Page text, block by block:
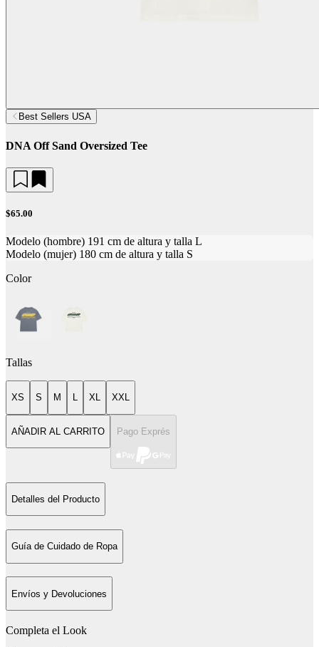
Best Sellers USA
DNA Off Sand Oversized Tee
$65.00
Modelo (hombre) 191 cm de altura y talla L
Modelo (mujer) 180 cm de altura y talla S
Color
Tallas
XS S M L XL XXL
AÑADIR AL CARRITO Pago Exprés
Detalles del Producto
Guía de Cuidado de Ropa
Envíos y Devoluciones
Completa el Look